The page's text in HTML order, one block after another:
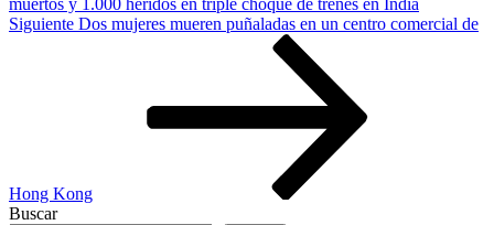
Siguiente
Siguiente Dos mujeres mueren puñaladas en un centro comercial de
Hong Kong
Buscar